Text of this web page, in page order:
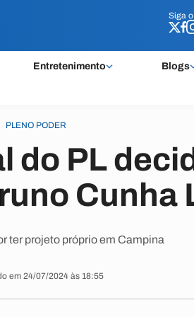
Siga o
Entretenimento Blogs
Siga o
PLENO PODER
do PL
Cunha
ter projeto próprio em Campina
em 24/07/2024 às 18:55